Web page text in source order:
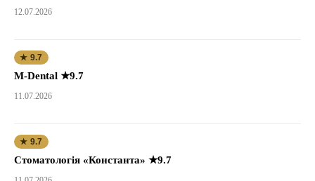
12.07.2026
★ 9.7
M-Dental ★9.7
11.07.2026
★ 9.7
Стоматологія «Константа» ★9.7